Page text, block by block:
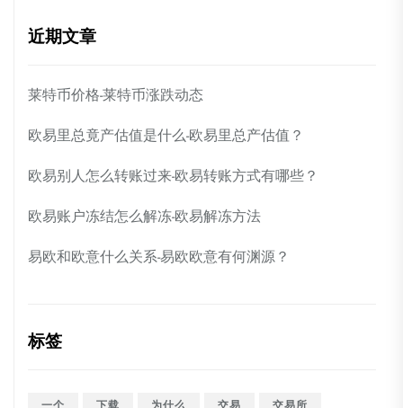
近期文章
莱特币价格-莱特币涨跌动态
欧易里总竟产估值是什么-欧易里总产估值？
欧易别人怎么转账过来-欧易转账方式有哪些？
欧易账户冻结怎么解冻-欧易解冻方法
易欧和欧意什么关系-易欧欧意有何渊源？
标签